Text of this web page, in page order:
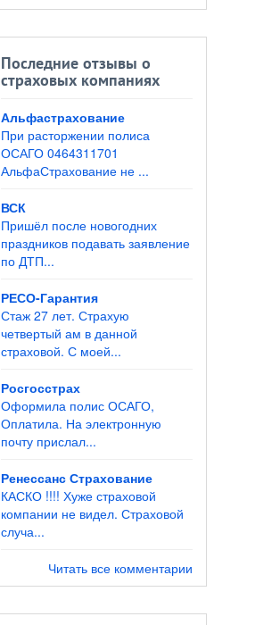
Последние отзывы о
страховых компаниях
Альфастрахование
При расторжении полиса
ОСАГО 0464311701
АльфаСтрахование не ...
ВСК
Пришёл после новогодних
праздников подавать заявление
по ДТП...
РЕСО-Гарантия
Стаж 27 лет. Страхую
четвертый ам в данной
страховой. С моей...
Росгосстрах
Оформила полис ОСАГО,
Оплатила. На электронную
почту прислал...
Ренессанс Страхование
КАСКО !!!! Хуже страховой
компании не видел. Страховой
случа...
Читать все комментарии